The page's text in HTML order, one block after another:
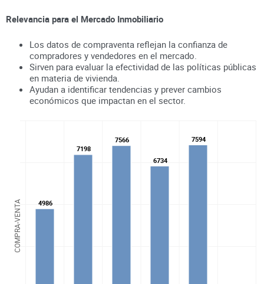
Relevancia para el Mercado Inmobiliario
Los datos de compraventa reflejan la confianza de
compradores y vendedores en el mercado.
Sirven para evaluar la efectividad de las políticas públicas
en materia de vivienda.
Ayudan a identificar tendencias y prever cambios
económicos que impactan en el sector.
COMPRA-VENTA 4986
4986
7198
7198
7566
7566
6734
6734
7594
7594